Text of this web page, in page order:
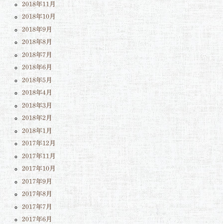
2018年11月
2018年10月
2018年9月
2018年8月
2018年7月
2018年6月
2018年5月
2018年4月
2018年3月
2018年2月
2018年1月
2017年12月
2017年11月
2017年10月
2017年9月
2017年8月
2017年7月
2017年6月